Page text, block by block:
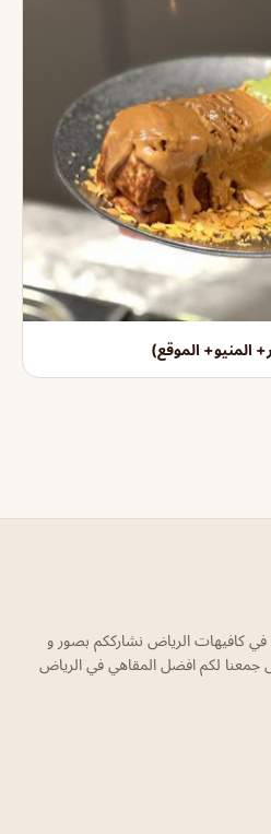
المنيو+ الموقع)
كافيهات الرياض نشارككم بصور و
جمعنا لكم افضل المقاهي في الرياض